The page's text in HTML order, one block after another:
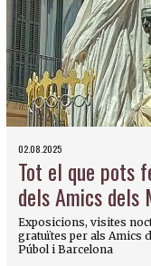
02.08.2025
Tot el que pots
dels Amics dels
Exposicions, visites
gratuïtes per als Amics
Púbol i Barcelona